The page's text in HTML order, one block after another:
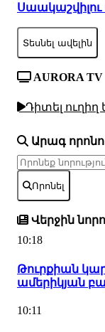
Սաակաշվիլու
Տեսնել ավելին
AURORA TV
Դիտել ուղիղ
Արագ
Որոնել
Վերջին
10:18
Թուրքիան
ամերիկյան
10:11